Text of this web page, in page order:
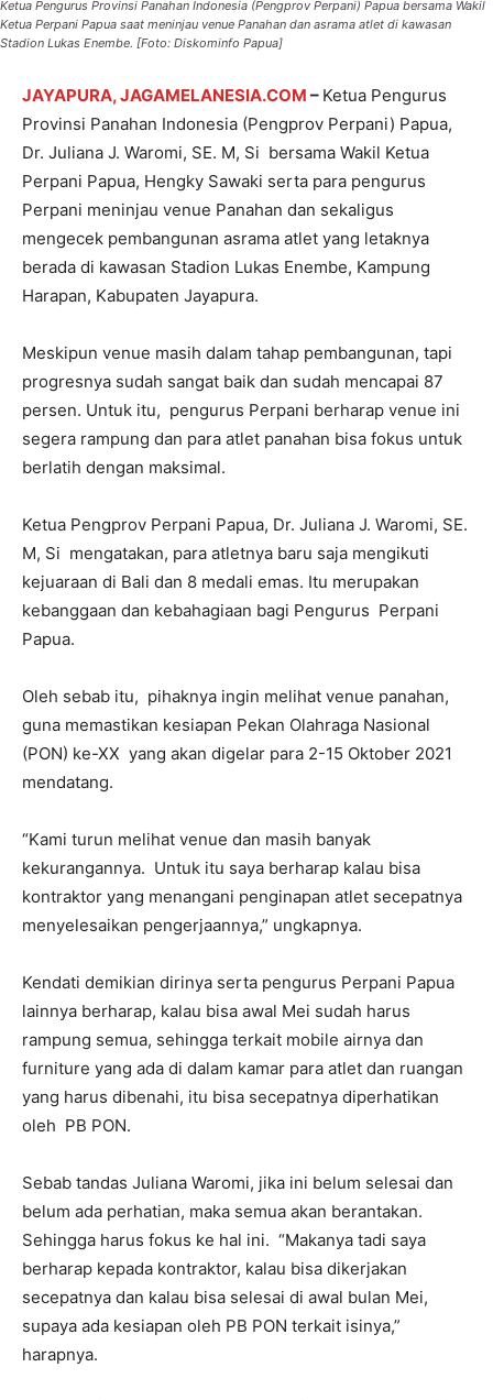
Ketua Pengurus Provinsi Panahan Indonesia (Pengprov Perpani) Papua bersama Wakil
Ketua Perpani Papua saat meninjau venue Panahan dan asrama atlet di kawasan
Stadion Lukas Enembe. [Foto: Diskominfo Papua]
JAYAPURA, JAGAMELANESIA.COM – Ketua Pengurus
Provinsi Panahan Indonesia (Pengprov Perpani) Papua,
Dr. Juliana J. Waromi, SE. M, Si bersama Wakil Ketua
Perpani Papua, Hengky Sawaki serta para pengurus
Perpani meninjau venue Panahan dan sekaligus
mengecek pembangunan asrama atlet yang letaknya
berada di kawasan Stadion Lukas Enembe, Kampung
Harapan, Kabupaten Jayapura.
Meskipun venue masih dalam tahap pembangunan, tapi
progresnya sudah sangat baik dan sudah mencapai 87
persen. Untuk itu, pengurus Perpani berharap venue ini
segera rampung dan para atlet panahan bisa fokus untuk
berlatih dengan maksimal.
Ketua Pengprov Perpani Papua, Dr. Juliana J. Waromi, SE.
M, Si mengatakan, para atletnya baru saja mengikuti
kejuaraan di Bali dan 8 medali emas. Itu merupakan
kebanggaan dan kebahagiaan bagi Pengurus Perpani
Papua.
Oleh sebab itu, pihaknya ingin melihat venue panahan,
guna memastikan kesiapan Pekan Olahraga Nasional
(PON) ke-XX yang akan digelar para 2-15 Oktober 2021
mendatang.
“Kami turun melihat venue dan masih banyak
kekurangannya. Untuk itu saya berharap kalau bisa
kontraktor yang menangani penginapan atlet secepatnya
menyelesaikan pengerjaannya,” ungkapnya.
Kendati demikian dirinya serta pengurus Perpani Papua
lainnya berharap, kalau bisa awal Mei sudah harus
rampung semua, sehingga terkait mobile airnya dan
furniture yang ada di dalam kamar para atlet dan ruangan
yang harus dibenahi, itu bisa secepatnya diperhatikan
oleh PB PON.
Sebab tandas Juliana Waromi, jika ini belum selesai dan
belum ada perhatian, maka semua akan berantakan.
Sehingga harus fokus ke hal ini. “Makanya tadi saya
berharap kepada kontraktor, kalau bisa dikerjakan
secepatnya dan kalau bisa selesai di awal bulan Mei,
supaya ada kesiapan oleh PB PON terkait isinya,”
harapnya.